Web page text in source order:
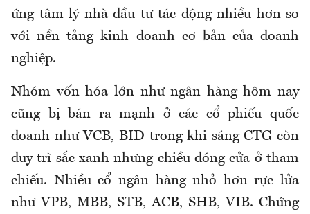
ứng tâm lý nhà đầu tư tác động nhiều hơn so
với nền tảng kinh doanh cơ bản của doanh
nghiệp.
Nhóm vốn hóa lớn như ngân hàng hôm nay
cũng bị bán ra mạnh ở các cổ phiếu quốc
doanh như VCB, BID trong khi sáng CTG còn
duy trì sắc xanh nhưng chiều đóng cửa ở tham
chiếu. Nhiều cổ ngân hàng nhỏ hơn rực lửa
như VPB, MBB, STB, ACB, SHB, VIB. Chứng